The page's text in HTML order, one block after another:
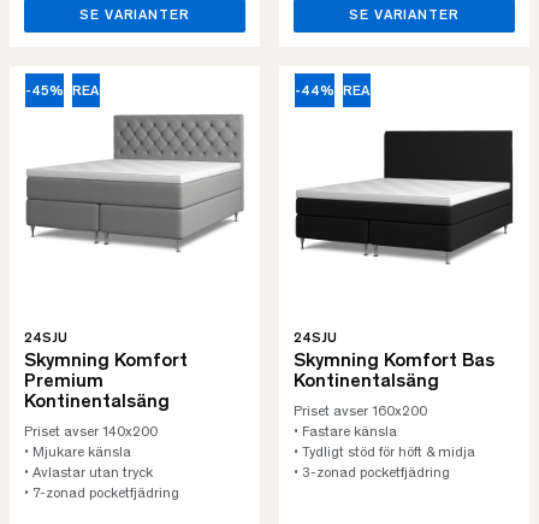
SE VARIANTER SE VARIANTER
-45% REA
24SJU
Skymning Komfort
Premium
Kontinentalsäng
Priset avser 140x200
• Mjukare känsla
• Avlastar utan tryck
• 7-zonad pocketfjädring
-44% REA
24SJU
Skymning Komfort Bas
Kontinentalsäng
Priset avser 160x200
• Fastare känsla
• Tydligt stöd för höft & midja
• 3-zonad pocketfjädring